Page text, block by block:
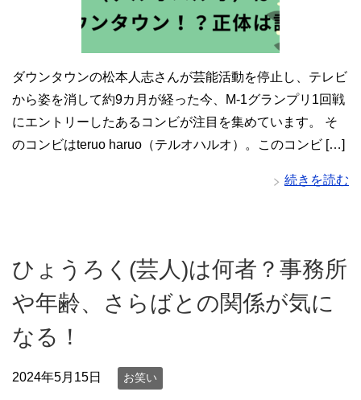
ダウンタウンの松本人志さんが芸能活動を停止し、テレビ
から姿を消して約9カ月が経った今、M-1グランプリ1回戦
にエントリーしたあるコンビが注目を集めています。 そ
のコンビはteruo haruo（テルオハルオ）。このコンビ […]
続きを読む
ひょうろく(芸人)は何者？事務所
や年齢、さらばとの関係が気に
なる！
2024年5月15日 お笑い